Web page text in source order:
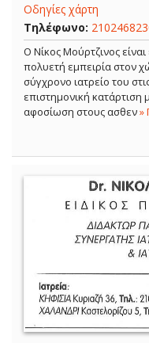
Οδηγίες χάρτη
Τηλέφωνο:
Ο Νίκος Μούρτζινος
πολυετή εμπειρία στον
σύγχρονο ιατρείο του
επιστημονική
αφοσίωση στους ασθεν»